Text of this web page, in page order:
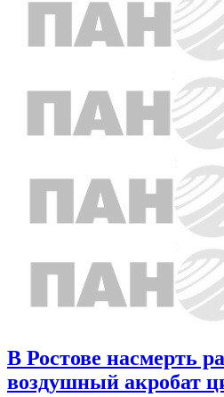
В Ростове насмерть
воздушный акробат